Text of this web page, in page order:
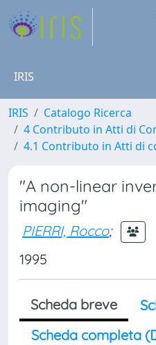
IRIS
IRIS
Catalogo Ricerca
4 Contributo in Atti di
4.1 Contributo in Atti di
"A non-linear
imaging"
PIERRI, Rocco;
1995
Scheda breve
Scheda completa